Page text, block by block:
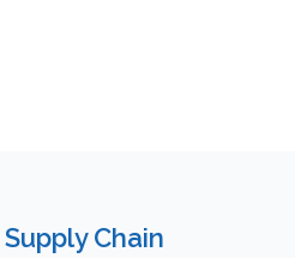
Supply Chain